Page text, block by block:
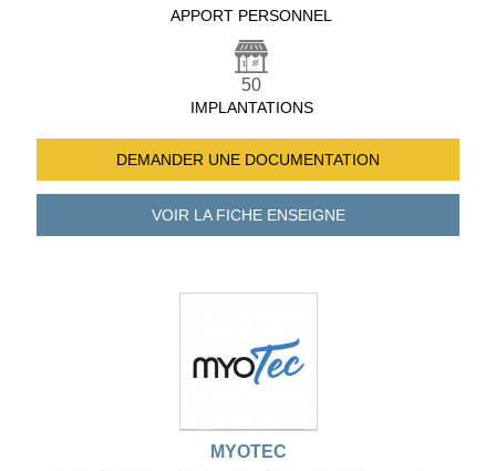
APPORT PERSONNEL
50
IMPLANTATIONS
DEMANDER UNE DOCUMENTATION
VOIR LA FICHEENSEIGNE
MYOTEC